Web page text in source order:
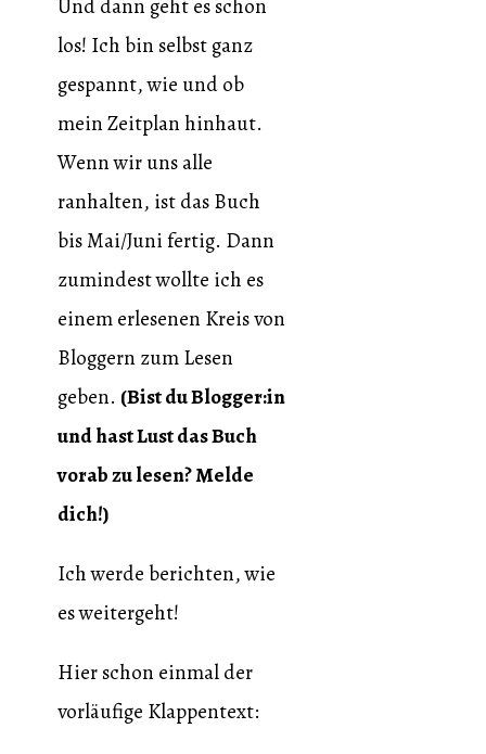
Und dann geht es schon
los! Ich bin selbst ganz
gespannt, wie und ob
mein Zeitplan hinhaut.
Wenn wir uns alle
ranhalten, ist das Buch
bis Mai/Juni fertig. Dann
zumindest wollte ich es
einem erlesenen Kreis von
Bloggern zum Lesen
geben. (Bist du Blogger:in
und hast Lust das Buch
vorab zu lesen? Melde
dich!)
Ich werde berichten, wie
es weitergeht!
Hier schon einmal der
vorläufige Klappentext: